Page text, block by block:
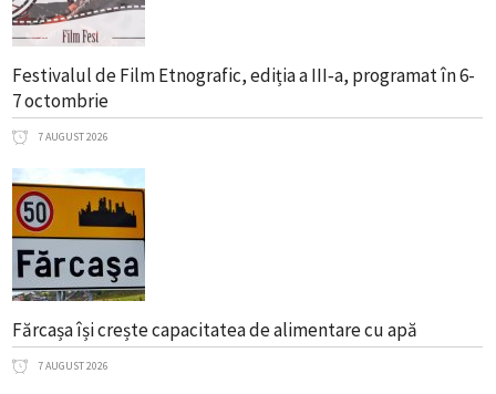
Festivalul de Film Etnografic, ediția a III‑a, programat în 6-
7 octombrie
7 AUGUST 2026
Fărcașa își crește capacitatea de alimentare cu apă
7 AUGUST 2026